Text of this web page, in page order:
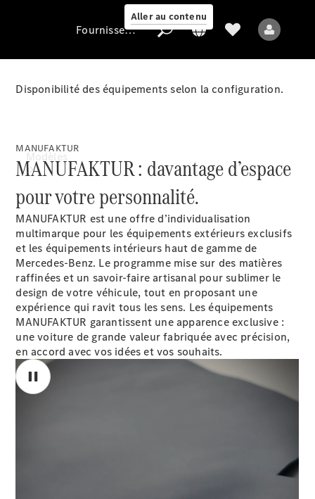
Aller au contenu
données
Tous les modèles
Nouveaux modèles
Modèles électriques
Modèles Plug-in Hybrid
Berline
Fournisseur / Protection des données
Disponibilité des équipements selon la configuration.
MANUFAKTUR
MANUFAKTUR : davantage d’espace
pour votre personnalité.
MANUFAKTUR est une offre d’individualisation
multimarque pour les équipements extérieurs exclusifs
et les équipements intérieurs haut de gamme de
Mercedes-Benz. Le programme mise sur des matières
raffinées et un savoir-faire artisanal pour sublimer le
design de votre véhicule, tout en proposant une
expérience qui ravit tous les sens. Les équipements
MANUFAKTUR garantissent une apparence exclusive :
une voiture de grande valeur fabriquée avec précision,
en accord avec vos idées et vos souhaits.